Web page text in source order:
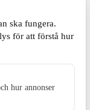
ska fungera.
för att förstå hur
hur annonser